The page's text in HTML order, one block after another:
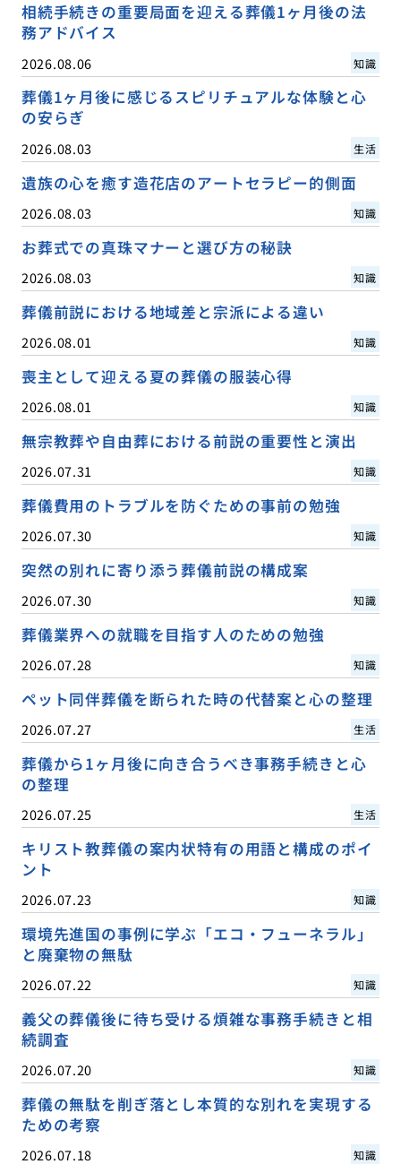
相続手続きの重要局面を迎える葬儀1ヶ月後の法
務アドバイス
2026.08.06 知識
葬儀1ヶ月後に感じるスピリチュアルな体験と心
の安らぎ
2026.08.03 生活
遺族の心を癒す造花店のアートセラピー的側面
2026.08.03 知識
お葬式での真珠マナーと選び方の秘訣
2026.08.03 知識
葬儀前説における地域差と宗派による違い
2026.08.01 知識
喪主として迎える夏の葬儀の服装心得
2026.08.01 知識
無宗教葬や自由葬における前説の重要性と演出
2026.07.31 知識
葬儀費用のトラブルを防ぐための事前の勉強
2026.07.30 知識
突然の別れに寄り添う葬儀前説の構成案
2026.07.30 知識
葬儀業界への就職を目指す人のための勉強
2026.07.28 知識
ペット同伴葬儀を断られた時の代替案と心の整理
2026.07.27 生活
葬儀から1ヶ月後に向き合うべき事務手続きと心
の整理
2026.07.25 生活
キリスト教葬儀の案内状特有の用語と構成のポイ
ント
2026.07.23 知識
環境先進国の事例に学ぶ「エコ・フューネラル」
と廃棄物の無駄
2026.07.22 知識
義父の葬儀後に待ち受ける煩雑な事務手続きと相
続調査
2026.07.20 知識
葬儀の無駄を削ぎ落とし本質的な別れを実現する
ための考察
2026.07.18 知識